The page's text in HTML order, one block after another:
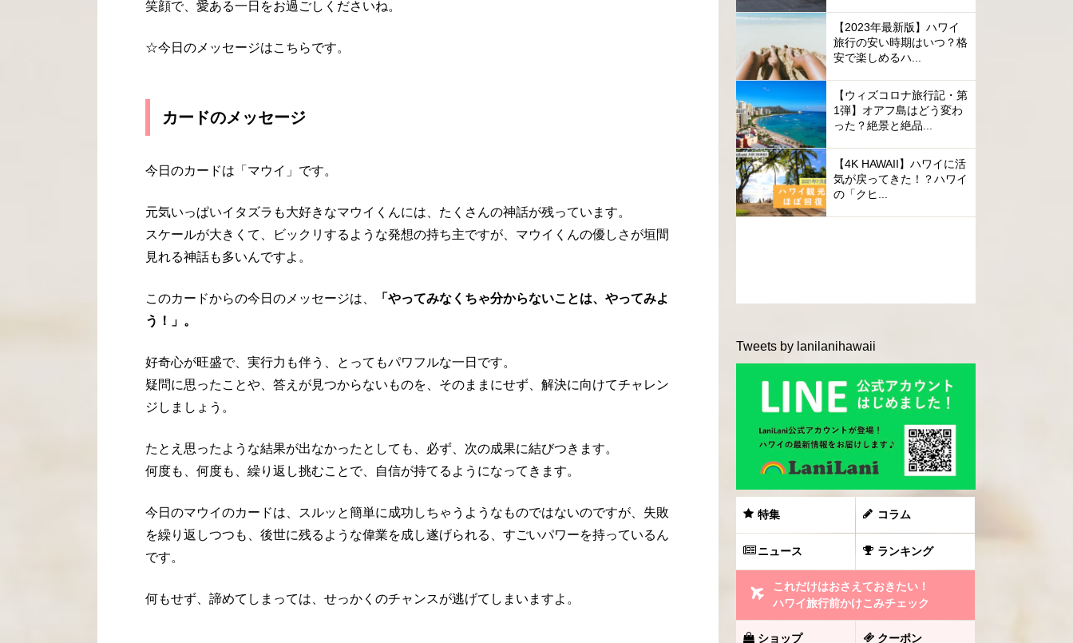
笑顔で、愛ある一日をお過ごしくださいね。
☆今日のメッセージはこちらです。
カードのメッセージ
今日のカードは「マウイ」です。
元気いっぱいイタズラも大好きなマウイくんには、たくさんの神話が残っています。
スケールが大きくて、ビックリするような発想の持ち主ですが、マウイくんの優しさが垣間
見れる神話も多いんですよ。
このカードからの今日のメッセージは、
「やってみなくちゃ分からないことは、やってみよ
う！」。
好奇心が旺盛で、実行力も伴う、とってもパワフルな一日です。
疑問に思ったことや、答えが見つからないものを、そのままにせず、解決に向けてチャレン
ジしましょう。
たとえ思ったような結果が出なかったとしても、必ず、次の成果に結びつきます。
何度も、何度も、繰り返し挑むことで、自信が持てるようになってきます。
今日のマウイのカードは、スルッと簡単に成功しちゃうようなものではないのですが、失敗
を繰り返しつつも、後世に残るような偉業を成し遂げられる、すごいパワーを持っているん
です。
何もせず、諦めてしまっては、せっかくのチャンスが逃げてしまいますよ。
【2023年最新版】ハワイ
旅行の安い時期はいつ？格
安で楽しめるハ...
【ウィズコロナ旅行記・第
1弾】オアフ島はどう変わ
った？絶景と絶品...
【4K HAWAII】ハワイに活
気が戻ってきた！？ハワイ
の「クヒ...
Tweets by lanilanihawaii
特集 コラム
ニュース ランキング
これだけはおさえておきたい！
ハワイ旅行前かけこみチェック
ショップ クーポン